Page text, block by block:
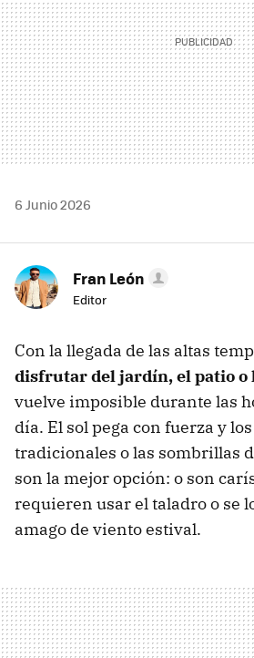
6 Junio 2026
Fran León
Editor
Con la llegada de las altas
disfrutar del jardín, el patio o
vuelve imposible durante las
día. El sol pega con fuerza y
tradicionales o las sombrillas
son la mejor opción: o son
requieren usar el taladro o se
amago de viento estival.